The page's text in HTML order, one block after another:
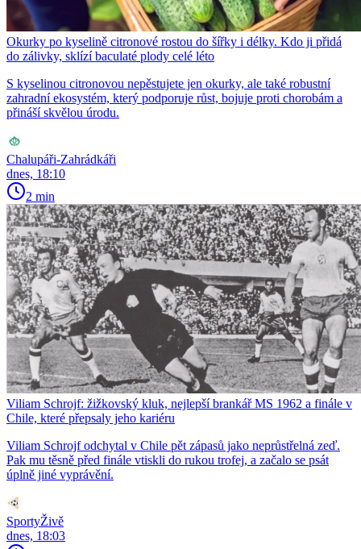
Okurky po kyselině citronové rostou do šířky i délky. Kdo ji přidá
do zálivky, sklízí baculaté plody celé léto
S kyselinou citronovou nepěstujete jen okurky, ale také robustní
zahradní ekosystém, který podporuje růst, bojuje proti chorobám a
přináší skvělou úrodu.
Chalupáři-Zahrádkáři
dnes, 18:10
2 min
Viliam Schrojf: žižkovský kluk, nejlepší brankář MS 1962 a finále v
Chile, které přepsaly jeho kariéru
Viliam Schrojf odchytal v Chile pět zápasů jako neprůstřelná zeď.
Pak mu těsně před finále vtiskli do rukou trofej, a začalo se psát
úplně jiné vyprávění.
SportyŽivě
dnes, 18:03